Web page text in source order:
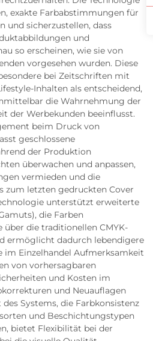
exakte Farbabstimmungen für
und sicherzustellen, dass
und
so erscheinen, wie sie von
vorgesehen wurden. Diese
bei Zeitschriften mit
Inhalten als entscheidend,
die Wahrnehmung der
der Werbekunden beeinflusst.
beim Druck von
geschlossene
der Produktion
überwachen und anpassen,
vermieden und die
zum letzten gedruckten Cover
unterstützt erweiterte
die Farben
über die traditionellen CMYK-
ermöglicht dadurch lebendigere
im Einzelhandel Aufmerksamkeit
von vorhersagbaren
und Kosten im
und Neuauflagen
Systems, die Farbkonsistenz
und Beschichtungstypen
bietet Flexibilität bei der